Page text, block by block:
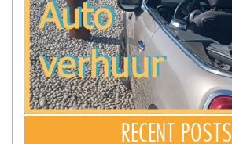
RECENT POSTS